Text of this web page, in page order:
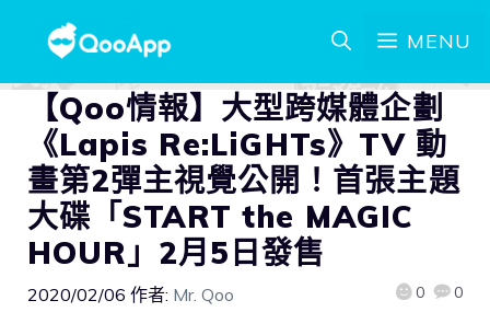
MENU
【Qoo情報】大型跨媒體企劃
《Lapis Re:LiGHTs》TV 動
畫第2彈主視覺公開！首張主題
大碟「START the MAGIC
HOUR」2月5日發售
2020/02/06 作者: Mr. Qoo 0 0